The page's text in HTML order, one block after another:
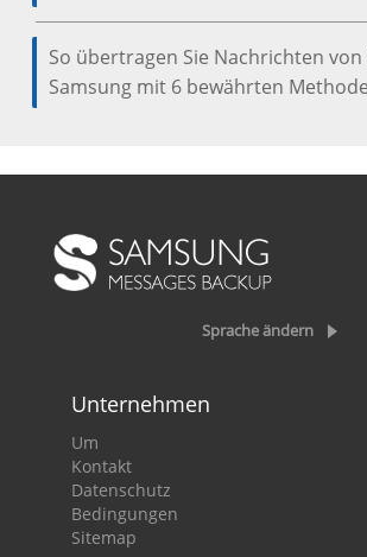
So übertragen Sie Nachrichten von
Samsung mit 6 bewährten
Sprache ändern
Unternehmen
Um
Kontakt
Datenschutz
Bedingungen
Sitemap